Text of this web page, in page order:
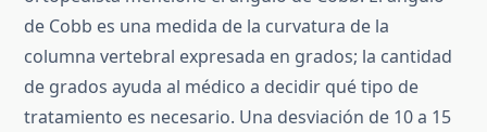
de Cobb es una medida de la curvatura de la
columna vertebral expresada en grados; la cantidad
de grados ayuda al médico a decidir qué tipo de
tratamiento es necesario. Una desviación de 10 a 15